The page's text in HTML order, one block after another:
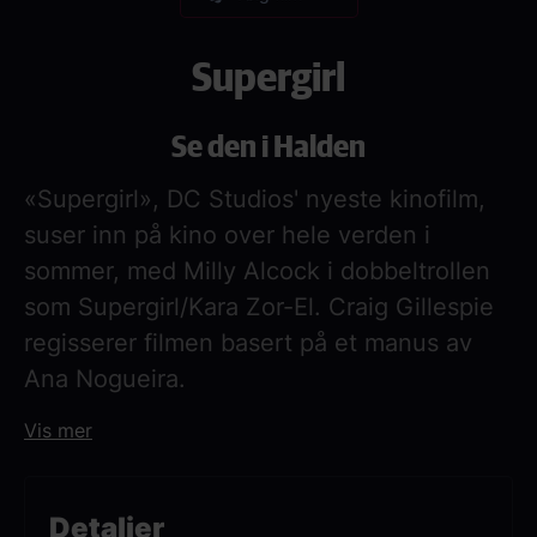
Detaljer
Supergirl
Se den i Halden
«Supergirl», DC Studios' nyeste kinofilm,
suser inn på kino over hele verden i
sommer, med Milly Alcock i dobbeltrollen
som Supergirl/Kara Zor-El. Craig Gillespie
regisserer filmen basert på et manus av
Ana Nogueira.
som Supergirl, motvillig slå seg sammen
Vis mer